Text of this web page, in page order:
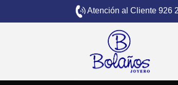
Atención al Cliente 926